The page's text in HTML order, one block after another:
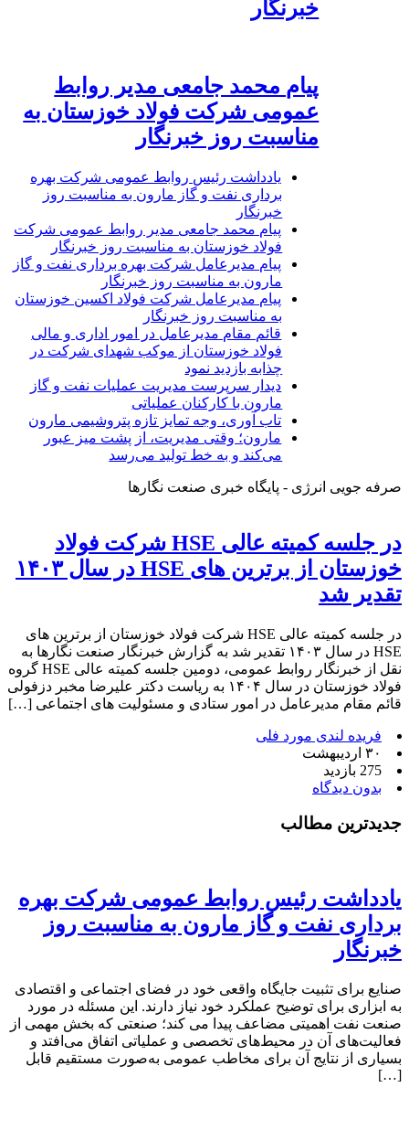
خبرنگار
پیام محمد جامعی مدیر روابط
عمومی شرکت فولاد خوزستان به
مناسبت روز خبرنگار
یادداشت رئیس روابط عمومی شرکت بهره
برداری نفت و گاز مارون به مناسبت روز
خبرنگار
پیام محمد جامعی مدیر روابط عمومی شرکت
فولاد خوزستان به مناسبت روز خبرنگار
پیام مدیرعامل شرکت بهره برداری نفت و گاز
مارون به مناسبت روز خبرنگار
پیام مدیرعامل شرکت فولاد اکسین خوزستان
به مناسبت روز خبرنگار
قائم مقام مدیرعامل در امور اداری و مالی
فولاد خوزستان از موکب شهدای شرکت در
چذابه بازدید نمود
دیدار سرپرست مدیریت عملیات نفت و گاز
مارون با کارکنان عملیاتی
تاب آوری، وجه تمایز تازه پتروشیمی مارون
مارون؛ وقتی مدیریت، از پشت میز عبور
می‌کند و به خط تولید می‌رسد
صرفه جویی انرژی - پایگاه خبری صنعت نگارها
در جلسه کمیته عالی HSE شرکت فولاد
خوزستان از برترین های HSE در سال ۱۴۰۳
تقدیر شد
در جلسه کمیته عالی HSE شرکت فولاد خوزستان از برترین های
HSE در سال ۱۴۰۳ تقدیر شد به گزارش خبرنگار صنعت نگارها به
نقل از خبرنگار روابط‌ عمومی، دومین جلسه کمیته عالی HSE گروه
فولاد خوزستان در سال ۱۴۰۴ به ریاست دکتر علیرضا مخبر دزفولی
قائم‌ مقام مدیرعامل در امور ستادی و‌ مسئولیت های اجتماعی […]
فریده لندی مورد فلی
۳۰ اردیبهشت
275 بازدید
بدون دیدگاه
جدیدترین مطالب
یادداشت رئیس روابط عمومی شرکت بهره
برداری نفت و گاز مارون به مناسبت روز
خبرنگار
صنایع برای تثبیت جایگاه واقعی خود در فضای اجتماعی و اقتصادی
به ابزاری برای توضیح عملکرد خود نیاز دارند. این مسئله در مورد
صنعت نفت اهمیتی مضاعف پیدا می کند؛ صنعتی که بخش مهمی از
فعالیت‌های آن در محیط‌های تخصصی و عملیاتی اتفاق می‌افتد و
بسیاری از نتایج آن برای مخاطب عمومی به‌صورت مستقیم قابل
[…]